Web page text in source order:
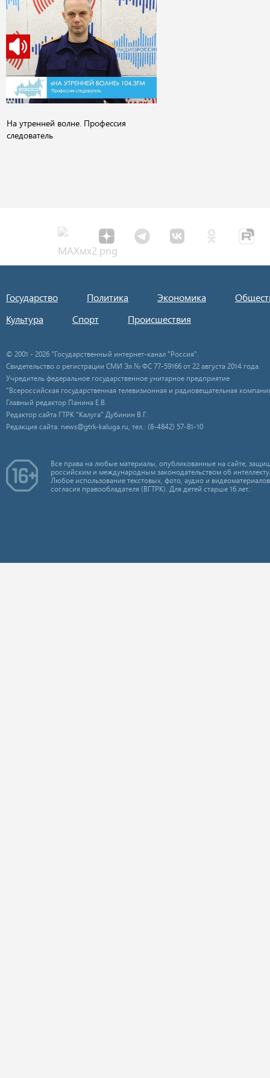
На утренней волне. Профессия
следователь
Государство Политика Экономика
Культура
Спорт Происшествия
© 2001 - 2026 "Государственный интернет-канал "Россия".
Свидетельство о регистрации СМИ Эл № ФС 77-59166 от 22 августа 2014 года.
Учредитель федеральное государственное унитарное предприятие
"Всероссийская государственная телевизионная и радиовещательная
Главный редактор Панина Е.В.
Редактор сайта ГТРК "Калуга" Дубинин В.Г.
Редакция сайта: news@gtrk-kaluga.ru, тел.: (8-4842) 57-81-10
Все права на любые материалы, опубликованные на сайте,
российским и международным законодательством об
Любое использование текстовых, фото, аудио и
согласия правообладателя (ВГТРК). Для детей старше 16 лет.